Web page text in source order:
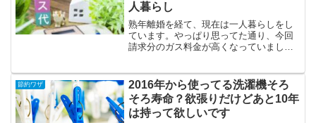
人暮らし
熟年離婚を経て、現在は一人暮らしをし
ています。やっぱり思ってた通り、今回
請求分のガス料金が高くなっていまし
が毎日来ていたから。（お嫁さんが里帰
り出産のため）↓ ...
節約ワザ
2016年から使ってる洗濯機そろ
そろ寿命？欲張りだけどあと10年
は持って欲しいです